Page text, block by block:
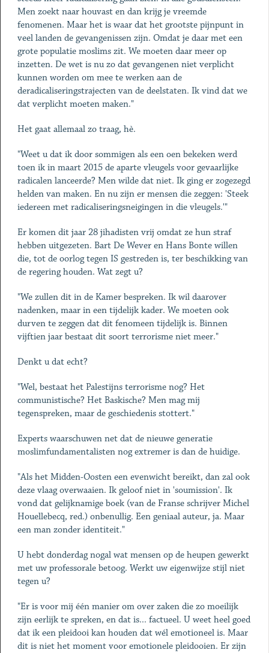
Men zoekt naar houvast en dan krijg je vreemde
fenomenen. Maar het is waar dat het grootste pijnpunt in
veel landen de gevangenissen zijn. Omdat je daar met een
grote populatie moslims zit. We moeten daar meer op
inzetten. De wet is nu zo dat gevangenen niet verplicht
kunnen worden om mee te werken aan de
deradicaliseringstrajecten van de deelstaten. Ik vind dat we
dat verplicht moeten maken."
Het gaat allemaal zo traag, hè.
"Weet u dat ik door sommigen als een oen bekeken werd
toen ik in maart 2015 de aparte vleugels voor gevaarlijke
radicalen lanceerde? Men wilde dat niet. Ik ging er zogezegd
helden van maken. En nu zijn er mensen die zeggen: 'Steek
iedereen met radicaliseringsneigingen in die vleugels.'"
Er komen dit jaar 28 jihadisten vrij omdat ze hun straf
hebben uitgezeten. Bart De Wever en Hans Bonte willen
die, tot de oorlog tegen IS gestreden is, ter beschikking van
de regering houden. Wat zegt u?
"We zullen dit in de Kamer bespreken. Ik wil daarover
nadenken, maar in een tijdelijk kader. We moeten ook
durven te zeggen dat dit fenomeen tijdelijk is. Binnen
vijftien jaar bestaat dit soort terrorisme niet meer."
Denkt u dat echt?
"Wel, bestaat het Palestijns terrorisme nog? Het
communistische? Het Baskische? Men mag mij
tegenspreken, maar de geschiedenis stottert."
Experts waarschuwen net dat de nieuwe generatie
moslimfundamentalisten nog extremer is dan de huidige.
"Als het Midden-Oosten een evenwicht bereikt, dan zal ook
deze vlaag overwaaien. Ik geloof niet in 'soumission'. Ik
vond dat gelijknamige boek (van de Franse schrijver Michel
Houellebecq, red.) onbenullig. Een geniaal auteur, ja. Maar
een man zonder identiteit."
U hebt donderdag nogal wat mensen op de heupen gewerkt
met uw professorale betoog. Werkt uw eigenwijze stijl niet
tegen u?
"Er is voor mij één manier om over zaken die zo moeilijk
zijn eerlijk te spreken, en dat is... factueel. U weet heel goed
dat ik een pleidooi kan houden dat wél emotioneel is. Maar
dit is niet het moment voor emotionele pleidooien. Er zijn